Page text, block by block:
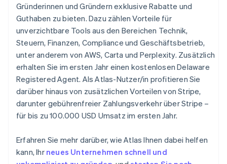
Gründerinnen und Gründern exklusive Rabatte und
Guthaben zu bieten. Dazu zählen Vorteile für
unverzichtbare Tools aus den Bereichen Technik,
Steuern, Finanzen, Compliance und Geschäftsbetrieb,
unter anderem von AWS, Carta und Perplexity. Zusätzlich
erhalten Sie im ersten Jahr einen kostenlosen Delaware
Registered Agent. Als Atlas-Nutzer/in profitieren Sie
darüber hinaus von zusätzlichen Vorteilen von Stripe,
darunter gebührenfreier Zahlungsverkehr über Stripe –
für bis zu 100.000 USD Umsatz im ersten Jahr.
Erfahren Sie mehr darüber, wie Atlas Ihnen dabei helfen
kann, Ihr neues Unternehmen schnell und